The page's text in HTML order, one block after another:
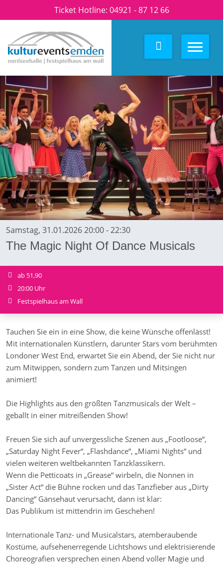
Ticket Hotline: 04921 - 87 12 66
Samstag, 31.01.2026 20:00 - 22:30
The Magic Night Of Dance Musicals
ab 51,90
20:00 Uhr
Festspielhaus am Wall
Tauchen Sie ein in eine Show, die keine Wünsche offenlässt!
Mit internationalen Künstlern, darunter Stars vom berühmten
Londoner West End, erwartet Sie ein Abend, der Sie nicht nur
zum Mitwippen, sondern zum Tanzen und Mitsingen
animiert!
Die Highlights aus den größten Tanzmusicals der Welt –
geballt in einer mitreißenden Show!
Freuen Sie sich auf unvergessliche Szenen aus „Footloose“,
„Saturday Night Fever“, „Flashdance“, „Miami Nights“ und
vielen weiteren weltbekannten Tanzklassikern.
Wenn die Petticoats in „Grease“ wirbeln, die Nonnen in
„Sister Act“ die Bühne rocken und das Tanzfieber aus „Dirty
Dancing“ Gänsehaut verursacht, dann ist klar:
Das Publikum ist mittendrin im Geschehen!
Internationale Tanz- und Musicalstars, atemberaubende
Kostüme, aufsehenerregende Lichtshows und elektrisierende
Choreografien versprechen einen Abend voller Magie und